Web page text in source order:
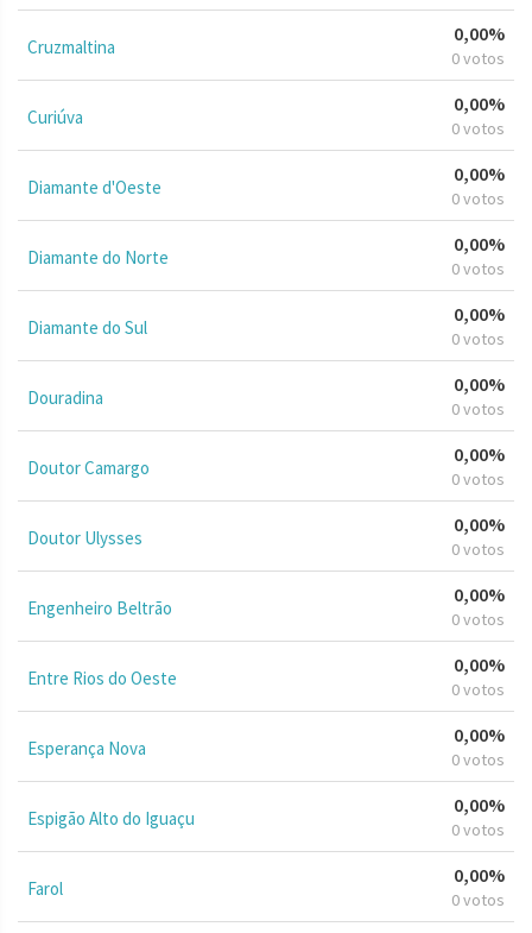
Cruzmaltina
0,00%
0 votos
Curiúva
0,00%
0 votos
Diamante d'Oeste
0,00%
0 votos
Diamante do Norte
0,00%
0 votos
Diamante do Sul
0,00%
0 votos
Douradina
0,00%
0 votos
Doutor Camargo
0,00%
0 votos
Doutor Ulysses
0,00%
0 votos
Engenheiro Beltrão
0,00%
0 votos
Entre Rios do Oeste
0,00%
0 votos
Esperança Nova
0,00%
0 votos
Espigão Alto do Iguaçu
0,00%
0 votos
Farol
0,00%
0 votos